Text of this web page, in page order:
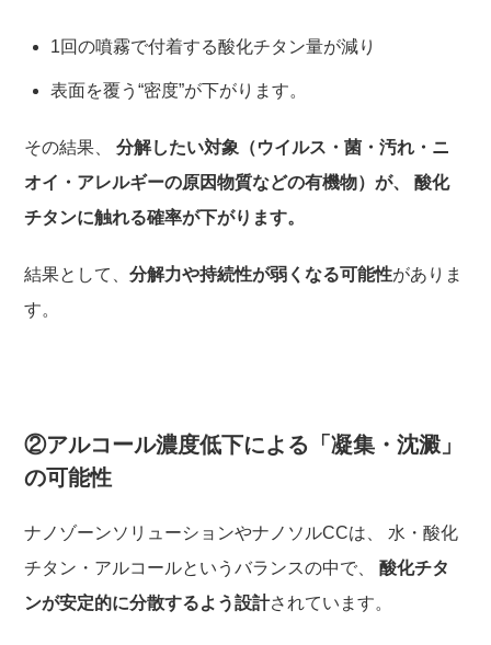
1回の噴霧で付着する酸化チタン量が減り
表面を覆う“密度”が下がります。
その結果、分解したい対象（ウイルス・菌・汚れ・ニ
オイ・アレルギーの原因物質などの有機物）が、 酸化
チタンに触れる確率が下がります。
結果として、分解力や持続性が弱くなる可能性がありま
す。
②アルコール濃度低下による「凝集・沈澱」
の可能性
ナノゾーンソリューションやナノソルCCは、 水・酸化
チタン・アルコールというバランスの中で、酸化チタ
ンが安定的に分散するよう設計されています。